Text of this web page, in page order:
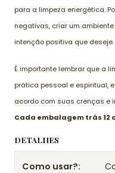
para a limpeza energética.
negativas, criar um
intenção positiva que deseje.
É importante lembrar que a
prática pessoal e espiritual,
acordo com suas crenças e
Cada embalagem trás 12
DETALHES
Como usar?: